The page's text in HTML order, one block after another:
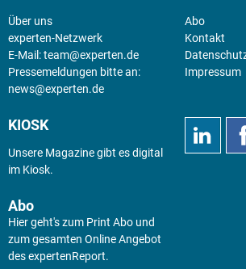
Über uns
experten-Netzwerk
E-Mail:team@experten.de
Pressemeldungen bitte an:
news@experten.de
Abo
Kontakt
Impressum
KIOSK
Unsere Magazine gibt es digital
im Kiosk.
Abo
Hier geht's zum Print Abo und
zum gesamten Online Angebot
des expertenReport.